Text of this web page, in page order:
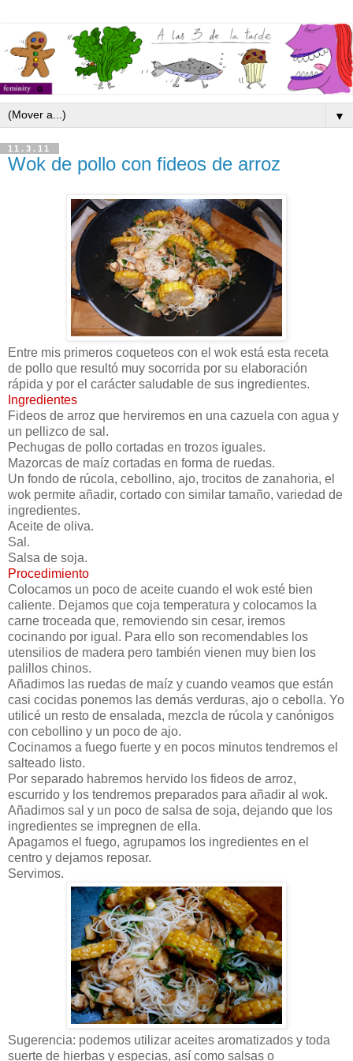
▼
11.3.11
Wok de pollo con fideos de arroz
Entre mis primeros coqueteos con el wok está esta receta
de pollo que resultó muy socorrida por su elaboración
rápida y por el carácter saludable de sus ingredientes.
Ingredientes
Fideos de arroz que herviremos en una cazuela con agua y
un pellizco de sal.
Pechugas de pollo cortadas en trozos iguales.
Mazorcas de maíz cortadas en forma de ruedas.
Un fondo de rúcola, cebollino, ajo, trocitos de zanahoria, el
wok permite añadir, cortado con similar tamaño, variedad de
ingredientes.
Aceite de oliva.
Sal.
Salsa de soja.
Procedimiento
Colocamos un poco de aceite cuando el wok esté bien
caliente. Dejamos que coja temperatura y colocamos la
carne troceada que, removiendo sin cesar, iremos
cocinando por igual. Para ello son recomendables los
utensilios de madera pero también vienen muy bien los
palillos chinos.
Añadimos las ruedas de maíz y cuando veamos que están
casi cocidas ponemos las demás verduras, ajo o cebolla. Yo
utilicé un resto de ensalada, mezcla de rúcola y canónigos
con cebollino y un poco de ajo.
Cocinamos a fuego fuerte y en pocos minutos tendremos el
salteado listo.
Por separado habremos hervido los fideos de arroz,
escurrido y los tendremos preparados para añadir al wok.
Añadimos sal y un poco de salsa de soja, dejando que los
ingredientes se impregnen de ella.
Apagamos el fuego, agrupamos los ingredientes en el
centro y dejamos reposar.
Servimos.
Sugerencia: podemos utilizar aceites aromatizados y toda
suerte de hierbas y especias, así como salsas o